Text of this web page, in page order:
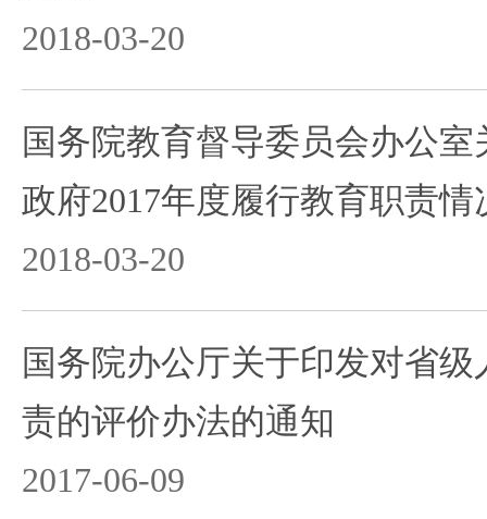
2018-03-20
国务院教育督导委员会办公
政府2017年度履行教育职责
2018-03-20
国务院办公厅关于印发对省
责的评价办法的通知
2017-06-09